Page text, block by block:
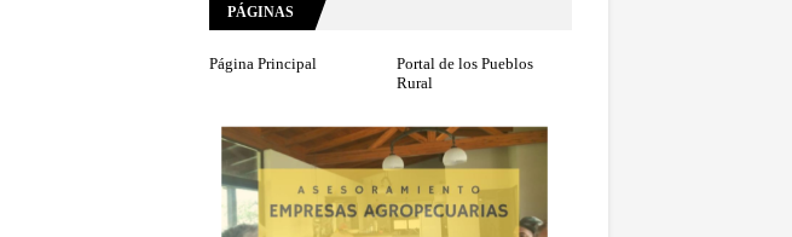
PÁGINAS
Página Principal
Portal de los Pueblos
Rural